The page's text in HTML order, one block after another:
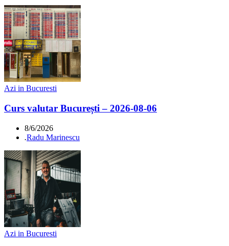
Azi in Bucuresti
Curs valutar București – 2026-08-06
8/6/2026
.Radu Marinescu
Azi in Bucuresti